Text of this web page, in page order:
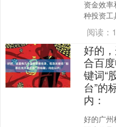
资金效
种投资工
为一种
放大资
阅读：
好的
合百
键词“
台”的
内：
好的广州